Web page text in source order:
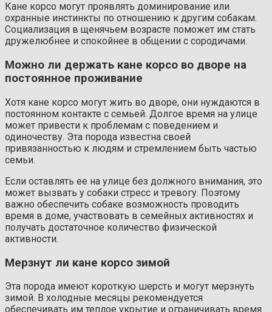
Кане корсо могут проявлять доминирование или
охранные инстинкты по отношению к другим собакам.
Социализация в щенячьем возрасте поможет им стать
дружелюбнее и спокойнее в общении с сородичами.
Можно ли держать кане корсо во дворе на
постоянное проживание
Хотя кане корсо могут жить во дворе, они нуждаются в
постоянном контакте с семьей. Долгое время на улице
может привести к проблемам с поведением и
одиночеству. Эта порода известна своей
привязанностью к людям и стремлением быть частью
семьи.
Если оставлять ее на улице без должного внимания, это
может вызвать у собаки стресс и тревогу. Поэтому
важно обеспечить собаке возможность проводить
время в доме, участвовать в семейных активностях и
получать достаточное количество физической
активности.
Мерзнут ли кане корсо зимой
Эта порода имеют короткую шерсть и могут мерзнуть
зимой. В холодные месяцы рекомендуется
обеспечивать им теплое укрытие и ограничивать время